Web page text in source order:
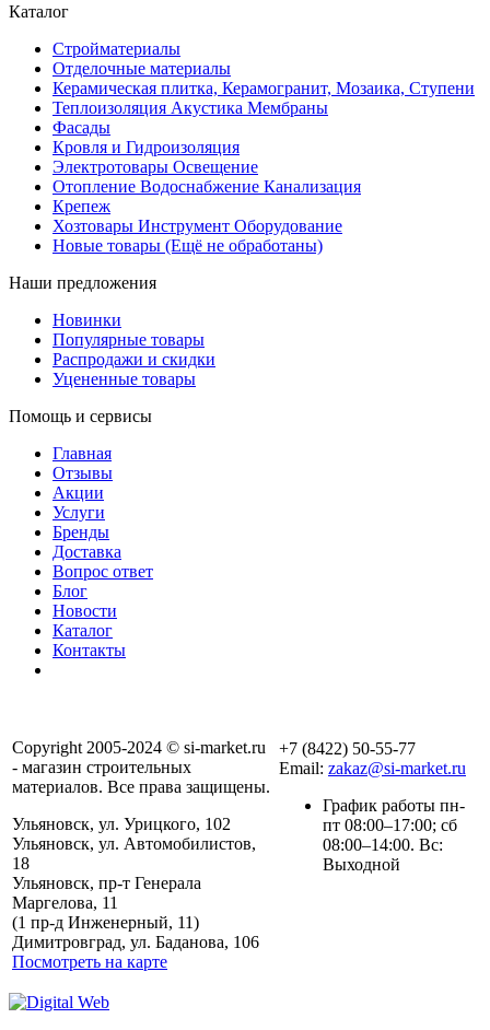
Каталог
Стройматериалы
Отделочные материалы
Керамическая плитка, Керамогранит, Мозаика, Ступени
Теплоизоляция Акустика Мембраны
Фасады
Кровля и Гидроизоляция
Электротовары Освещение
Отопление Водоснабжение Канализация
Крепеж
Хозтовары Инструмент Оборудование
Новые товары (Ещё не обработаны)
Наши предложения
Новинки
Популярные товары
Распродажи и скидки
Уцененные товары
Помощь и сервисы
Главная
Отзывы
Акции
Услуги
Бренды
Доставка
Вопрос ответ
Блог
Новости
Каталог
Контакты
Copyright 2005-2024 © si-market.ru
- магазин строительных
материалов. Все права защищены.
Ульяновск, ул. Урицкого, 102
Ульяновск, ул. Автомобилистов,
18
Ульяновск, пр-т Генерала
Маргелова, 11
(1 пр-д Инженерный, 11)
Димитровград, ул. Баданова, 106
Посмотреть на карте
+7 (8422) 50-55-77
Email: zakaz@si-market.ru
График работы пн-
пт 08:00–17:00; сб
08:00–14:00. Вс:
Выходной